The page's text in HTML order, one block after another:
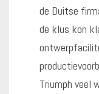
de Duitse
de klus kon
Triumph veel